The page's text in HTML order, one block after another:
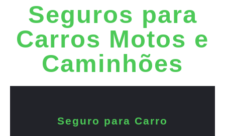
Seguros para
Carros Motos e
Caminhões
Seguro para Carro